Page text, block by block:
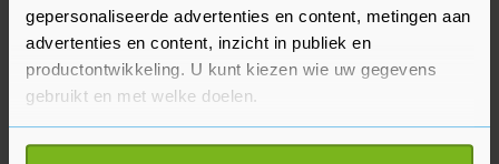
gepersonaliseerde advertenties en content, metingen aan
advertenties en content, inzicht in publiek en
productontwikkeling. U kunt kiezen wie uw gegevens
gebruikt en met welke doelen.
Als u het toestaat, willen we ook graag: